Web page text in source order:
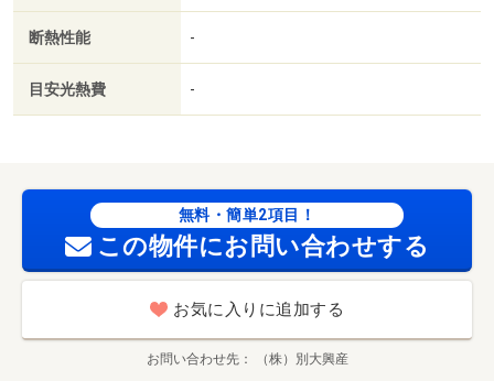
断熱性能 -
目安光熱費 -
無料・簡単2項目！
この物件にお問い合わせする
お気に入りに追加する
お問い合わせ先 （株）別大興産